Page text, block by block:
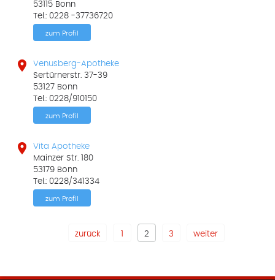
53115 Bonn
Tel.: 0228 -37736720
zum Profil

Venusberg-Apotheke
Sertürnerstr. 37-39
53127 Bonn
Tel.: 0228/910150
zum Profil

Vita Apotheke
Mainzer Str. 180
53179 Bonn
Tel.: 0228/341334
zum Profil
zurück 2 3 weiter